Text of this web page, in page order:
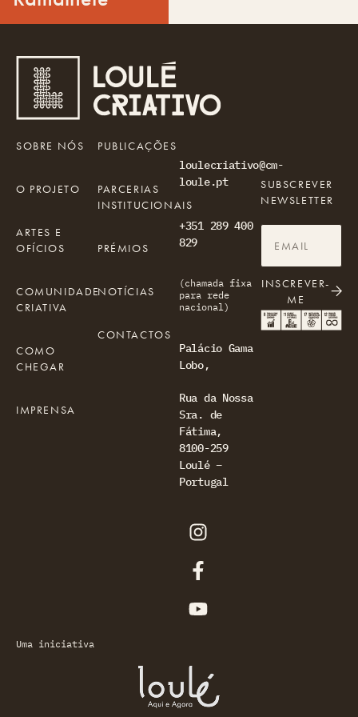
loulecriativo@cm-
loule.pt
+351 289 400
829
(chamada fixa
para rede
nacional)
Palácio Gama
Lobo,
Rua da Nossa
Sra. de
Fátima,
8100-259
Loulé –
Portugal
SOBRE NÓS
O PROJETO
ARTES E
OFÍCIOS
COMUNIDADE
CRIATIVA
COMO
CHEGAR
IMPRENSA
PUBLICAÇÕES
PARCERIAS
INSTITUCIONAIS
PRÉMIOS
NOTÍCIAS
CONTACTOS
SUBSCREVER
NEWSLETTER
INSCREVER-
ME
Uma iniciativa